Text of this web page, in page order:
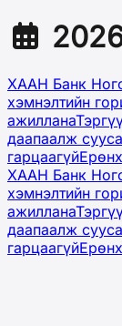
ХААН Банк
хэмнэлтийн
ажиллана
даапаалж
гарцаагүй
ХААН Банк
хэмнэлтийн
ажиллана
даапаалж
гарцаагүй